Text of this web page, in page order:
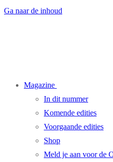
Ga naar de inhoud
Magazine
In dit nummer
Komende edities
Voorgaande edities
Shop
Meld je aan voor de